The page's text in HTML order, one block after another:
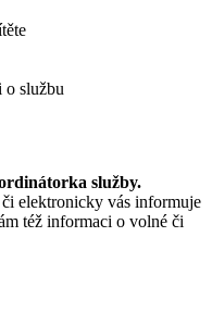
o službu
služby.
či elektronicky vás informuje
též informaci o volné či